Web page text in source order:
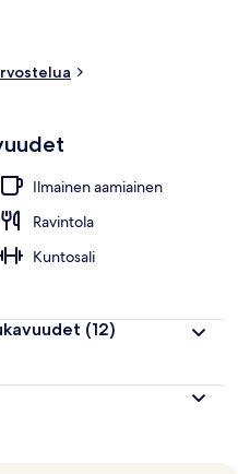
sauna ja välipalabaari/deli.
avuliasta
Ilmainen aamiainen
Ravintola
Kuntosali
(12)